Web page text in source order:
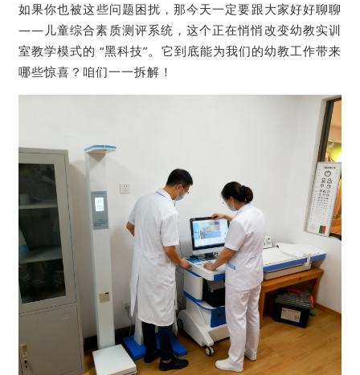
如果你也被这些问题困扰，那今天一定要跟大家好好聊聊
——儿童综合素质测评系统 ，这个正在悄悄改变幼教实训
室教学模式的 “黑科技”。它到底能为我们的幼教工作带来
哪些惊喜？咱们一一拆解！